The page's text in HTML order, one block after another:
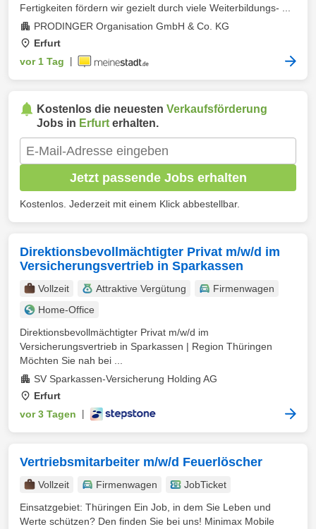
Fertigkeiten fördern wir gezielt durch viele Weiterbildungs- ...
PRODINGER Organisation GmbH & Co. KG
Erfurt
vor 1 Tag
Kostenlos die neuesten Verkaufsförderung
Jobs in Erfurt erhalten.
Jetzt passende Jobs erhalten
Kostenlos. Jederzeit mit einem Klick abbestellbar.
Direktionsbevollmächtigter Privat m/w/d im
Versicherungsvertrieb in Sparkassen
Vollzeit Attraktive Vergütung
Firmenwagen
Home-Office
Direktionsbevollmächtigter Privat m/w/d im
Versicherungsvertrieb in Sparkassen | Region Thüringen
Möchten Sie nah bei ...
SV Sparkassen-Versicherung Holding AG
Erfurt
vor 3 Tagen
Vertriebsmitarbeiter m/w/d Feuerlöscher
Vollzeit Firmenwagen
JobTicket
Einsatzgebiet: Thüringen Ein Job, in dem Sie Leben und
Werte schützen? Den finden Sie bei uns! Minimax Mobile